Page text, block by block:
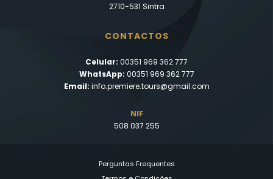
2710-531 Sintra
CONTACTOS
Celular: 00351 969 362 777
WhatsApp: 00351 969 362 777
Email: info.premiere.tours@gmail.com
NIF
508 037 255
Perguntas Frequentes